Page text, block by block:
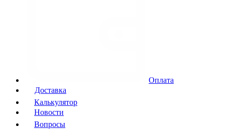
Оплата
Доставка
Калькулятор
Новости
Вопросы